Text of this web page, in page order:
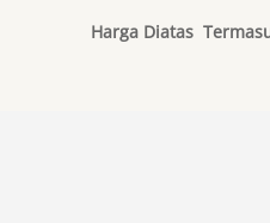
Harga Diatas